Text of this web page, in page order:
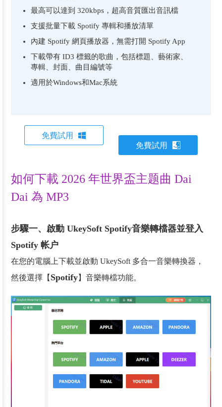
最高可以達到 320kbps，超高音質匯出音訊檔
支援批量下載 Spotify 專輯和播放清單
內建 Spotify 網頁播放器，無需打開 Spotify App
下載帶有 ID3 標籤的歌曲，包括標題、藝術家、
專輯、封面、曲目編號等
適用於Windows和Mac系統
免費試用
免費試用
如何下載 2026 年世界盃主题曲 Dai
Dai 為 MP3
步驟一、啟動 UkeySoft Spotify音樂轉檔器並登入
Spotify 帐户
在您的電腦上下載並啟動 UkeySoft 多合一音樂轉換器，
然後選擇【 Spotify】音樂轉檔功能。